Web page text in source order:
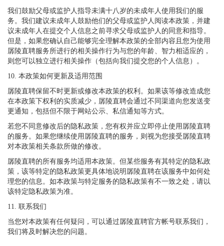
我们鼓励父母或监护人指导未满十八岁的未成年人使用我们的服
务。我们建议未成年人鼓励他们的父母或监护人阅读本政策，并建
议未成年人在提交个人信息之前寻求父母或监护人的同意和指导。
但是，如果您确认自己能够完全理解本政策的全部内容且您为使用
孱陵直聘服务所进行的相关操作行为与您的年龄、智力相适应的，
则您可以独立进行相关操作（包括向我们提交您的个人信息）。
10. 本政策如何更新及适用范围
孱陵直聘保留不时更新或修改本政策的权利。如果该等修改造成您
在本政策下权利的实质减少，孱陵直聘会通过不同渠道向您发送变
更通知，包括但不限于网站公示、私信通知等方式。
若您不同意修改后的隐私政策，您有权并应立即停止使用孱陵直聘
的服务。如果您继续使用孱陵直聘的服务，则视为您接受孱陵直聘
对本政策相关条款所做的修改。
孱陵直聘的所有服务均适用本政策。但某些服务有其特定的隐私政
策，该等特定的隐私政策更具体地说明孱陵直聘在该服务中如何处
理您的信息。如本政策与特定服务的隐私政策有不一致之处，请以
该特定隐私政策为准。
11. 联系我们
当您对本政策有任何疑问，可以通过孱陵直聘官方帐号联系我们，
我们将及时解决您的问题。